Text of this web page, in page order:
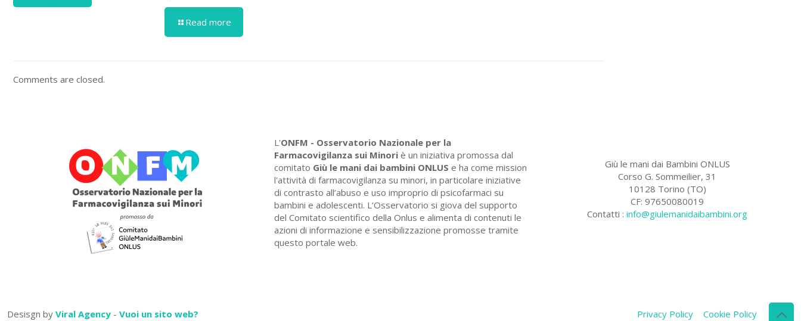
Read more
Comments are closed.
L'ONFM - Osservatorio Nazionale per la
Farmacovigilanza sui Minori è un iniziativa promossa dal
comitato Giù le mani dai bambini ONLUS e ha come mission
l'attività di farmacovigilanza su minori, in particolare iniziative
di contrasto all’abuso e uso improprio di psicofarmaci su
bambini e adolescenti. L’Osservatorio si giova del supporto
del Comitato scientifico della Onlus e alimenta di contenuti le
azioni di informazione e sensibilizzazione promosse tramite
questo portale web.
Giù le mani dai Bambini ONLUS
Corso G. Sommeilier, 31
10128 Torino (TO)
CF: 97650080019
Contatti :info@giulemanidaibambini.org
Desisgn by Viral Agency - Vuoi un sito web? Privacy Policy Cookie Policy